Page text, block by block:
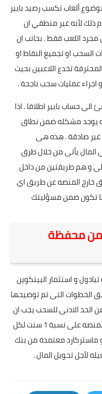
ألعاب تكسب رصيد بايير
ذلك لأنه غير منطقي ان
او 1000 دولار من مجرد اللعب فقط . بجانب ان
السحب او تجميع النقاط او
تخدع اللاعبين بحيث
عمليات سحب ناجحة .
حساب بايير اطلاقا . اذا
يوجد مشكله ضمن نطاق
صادقة . هذه هى
المال يأتى من خلال طرق
و هم طريقتين من داخل
خارج المنصه عن طريق اي
تكون ضمن مسؤليتك
من محفظة
و استثمار البيتكوين
الخطوات التى تم توضيحها
الحد الادنى للسحب يجب ان
يتوافر لديك 1 دولار أمريكي و تحصل المنصه على نسبة 1 سنت لكل
ماستركارد معتمدة من بنك
لأجل تحويل المال .